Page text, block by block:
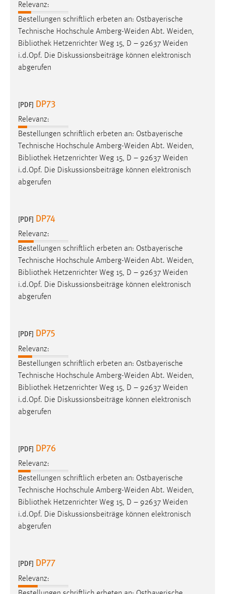
Relevanz:
Bestellungen schriftlich erbeten an: Ostbayerische
Technische Hochschule Amberg-Weiden Abt. Weiden,
Bibliothek Hetzenrichter Weg 15, D – 92637 Weiden
i.d.Opf. Die Diskussionsbeiträge können elektronisch
abgerufen
[PDF] DP73
Relevanz:
Bestellungen schriftlich erbeten an: Ostbayerische
Technische Hochschule Amberg-Weiden Abt. Weiden,
Bibliothek Hetzenrichter Weg 15, D – 92637 Weiden
i.d.Opf. Die Diskussionsbeiträge können elektronisch
abgerufen
[PDF] DP74
Relevanz:
Bestellungen schriftlich erbeten an: Ostbayerische
Technische Hochschule Amberg-Weiden Abt. Weiden,
Bibliothek Hetzenrichter Weg 15, D – 92637 Weiden
i.d.Opf. Die Diskussionsbeiträge können elektronisch
abgerufen
[PDF] DP75
Relevanz:
Bestellungen schriftlich erbeten an: Ostbayerische
Technische Hochschule Amberg-Weiden Abt. Weiden,
Bibliothek Hetzenrichter Weg 15, D – 92637 Weiden
i.d.Opf. Die Diskussionsbeiträge können elektronisch
abgerufen
[PDF] DP76
Relevanz:
Bestellungen schriftlich erbeten an: Ostbayerische
Technische Hochschule Amberg-Weiden Abt. Weiden,
Bibliothek Hetzenrichter Weg 15, D – 92637 Weiden
i.d.Opf. Die Diskussionsbeiträge können elektronisch
abgerufen
[PDF] DP77
Relevanz: